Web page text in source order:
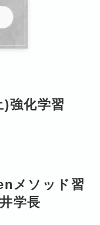
強化学習
メソッド習
学長